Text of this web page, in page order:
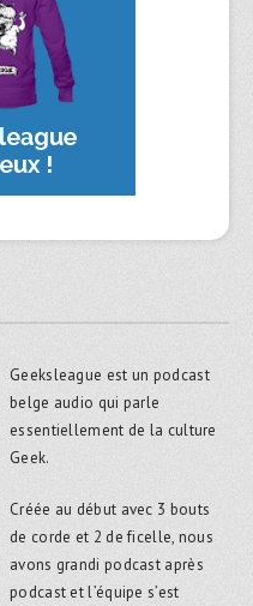
Geeksleague est un podcast
belge audio qui parle
essentiellement de la culture
Geek.
Créée au début avec 3 bouts
de corde et 2 de ficelle, nous
avons grandi podcast après
podcast et l’équipe s’est